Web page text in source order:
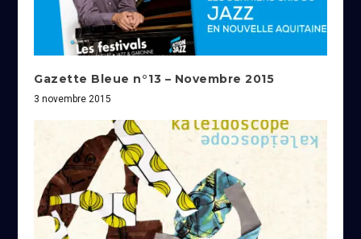
Gazette Bleue n°13 – Novembre 2015
3 novembre 2015